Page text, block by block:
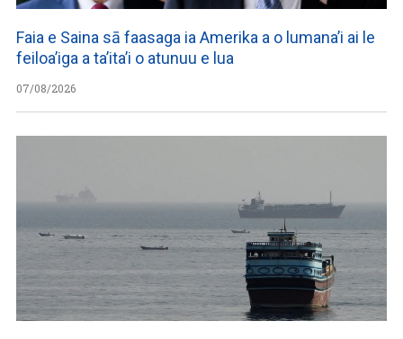
Faia e Saina sā faasaga ia Amerika a o lumana’i ai le
feiloa’iga a ta’ita’i o atunuu e lua
07/08/2026